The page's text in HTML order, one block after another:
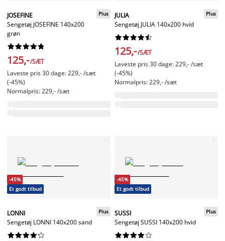
JOSEFINE
Sengetøj JOSEFINE 140x200
grøn
Plus






125,-/SÆT
Laveste pris 30 dage: 229,- /sæt
(-45%)
Normalpris: 229,- /sæt
JULIA
Sengetøj JULIA 140x200 hvid
Plus






125,-/SÆT
Laveste pris 30 dage: 229,- /sæt
(-45%)
Normalpris: 229,- /sæt
-45%
Et godt tilbud
LONNI
Sengetøj LONNI 140x200 sand
Plus






-45%
Et godt tilbud
SUSSI
Sengetøj SUSSI 140x200 hvid
Plus





